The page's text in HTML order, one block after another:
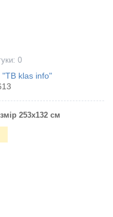
0
"TB klas info"
253х132 см